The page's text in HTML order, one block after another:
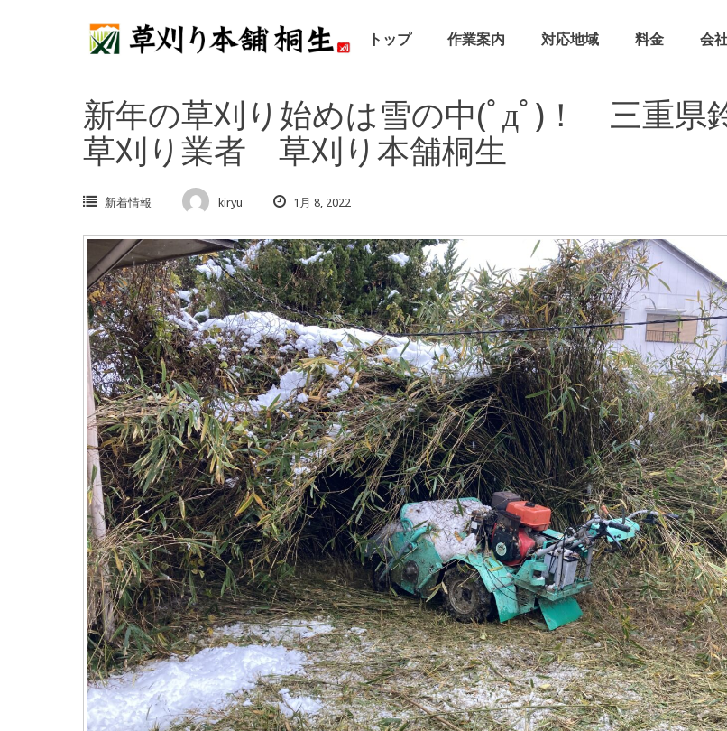
トップ 作業案内 対応地域 料金 会
新年の草刈り始めは雪の中(ﾟдﾟ)！ 三重県
草刈り業者 草刈り本舗桐生
新着情報 kiryu 1月 8, 2022